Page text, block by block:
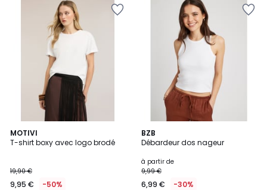
MOTIVI
T-shirt boxy avec logo brodé
19,90 €
9,95 € -50%
2
Couleurs
BZB
Débardeur dos nageur
à partir de
9,99 €
6,99 € -30%
5
Couleurs